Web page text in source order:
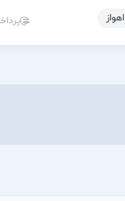
اهواز